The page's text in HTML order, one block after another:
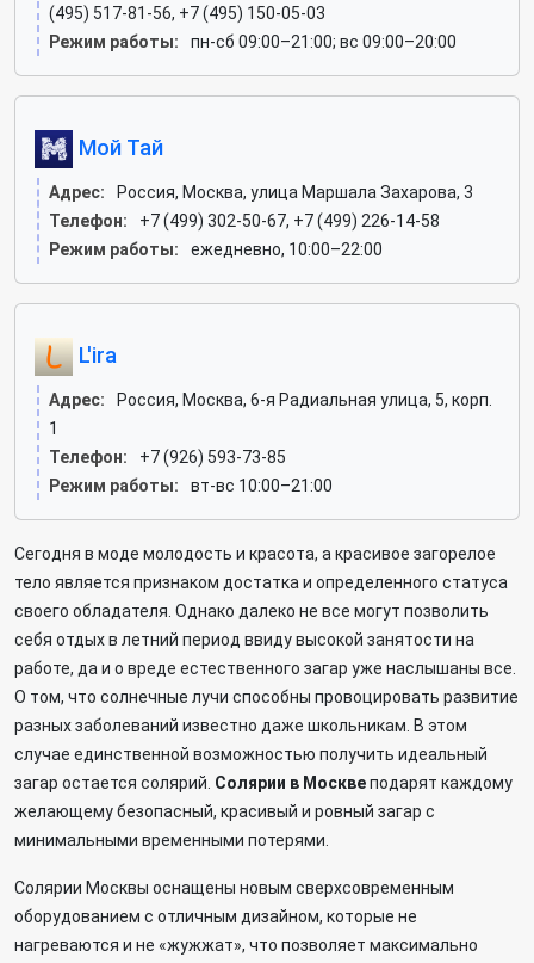
(495) 517-81-56, +7 (495) 150-05-03
Режим работы:
пн-сб 09:00–21:00; вс 09:00–20:00
Мой Тай
Адрес:
Россия, Москва, улица Маршала Захарова, 3
Телефон:
+7 (499) 302-50-67, +7 (499) 226-14-58
Режим работы:
ежедневно, 10:00–22:00
L'ira
Адрес:
Россия, Москва, 6-я Радиальная улица, 5, корп.
1
Телефон:
+7 (926) 593-73-85
Режим работы:
вт-вс 10:00–21:00
Сегодня в моде молодость и красота, а красивое загорелое
тело является признаком достатка и определенного статуса
своего обладателя. Однако далеко не все могут позволить
себя отдых в летний период ввиду высокой занятости на
работе, да и о вреде естественного загар уже наслышаны все.
О том, что солнечные лучи способны провоцировать развитие
разных заболеваний известно даже школьникам. В этом
случае единственной возможностью получить идеальный
загар остается солярий. Солярии в Москвеподарят каждому
желающему безопасный, красивый и ровный загар с
минимальными временными потерями.
Солярии Москвы оснащены новым сверхсовременным
оборудованием с отличным дизайном, которые не
нагреваются и не «жужжат», что позволяет максимально